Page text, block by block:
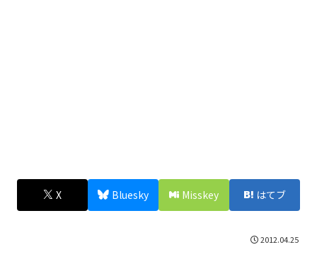
X Bluesky Misskey はてブ
2012.04.25